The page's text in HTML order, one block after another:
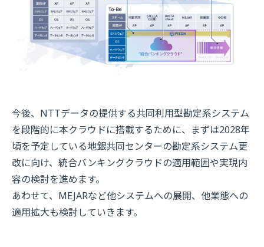
今後、NTTデータの提供する共同利用型勘定系システム
を段階的に本クラウドに搭載するために、まずは2028年
頃を予定している地銀共同センターの勘定系システム更
改に向け、統合バンキングクラウドの適用範囲や実現内
容の検討を進めます。
あわせて、MEJARなど他システムへの展開、他業態への
適用拡大も検討していきます。